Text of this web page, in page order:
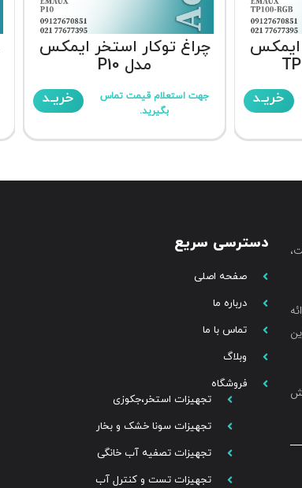
ایمکس
خریـد
چراغ توکار استخر ایمکس
مدل P10
جهت استعلام قیمت تماس
بگیرید.
خریـد
دسترسی سریع
صفحه اصلی
درباره ما
تماس با ما
وبلاگ
فروشگاه
تجهیزات استخر،جکوزی
تجهیزات سونا خشک و بخار
تجهیزات تصفیه آب خانگی
تجهیزات تست و کنترل آب